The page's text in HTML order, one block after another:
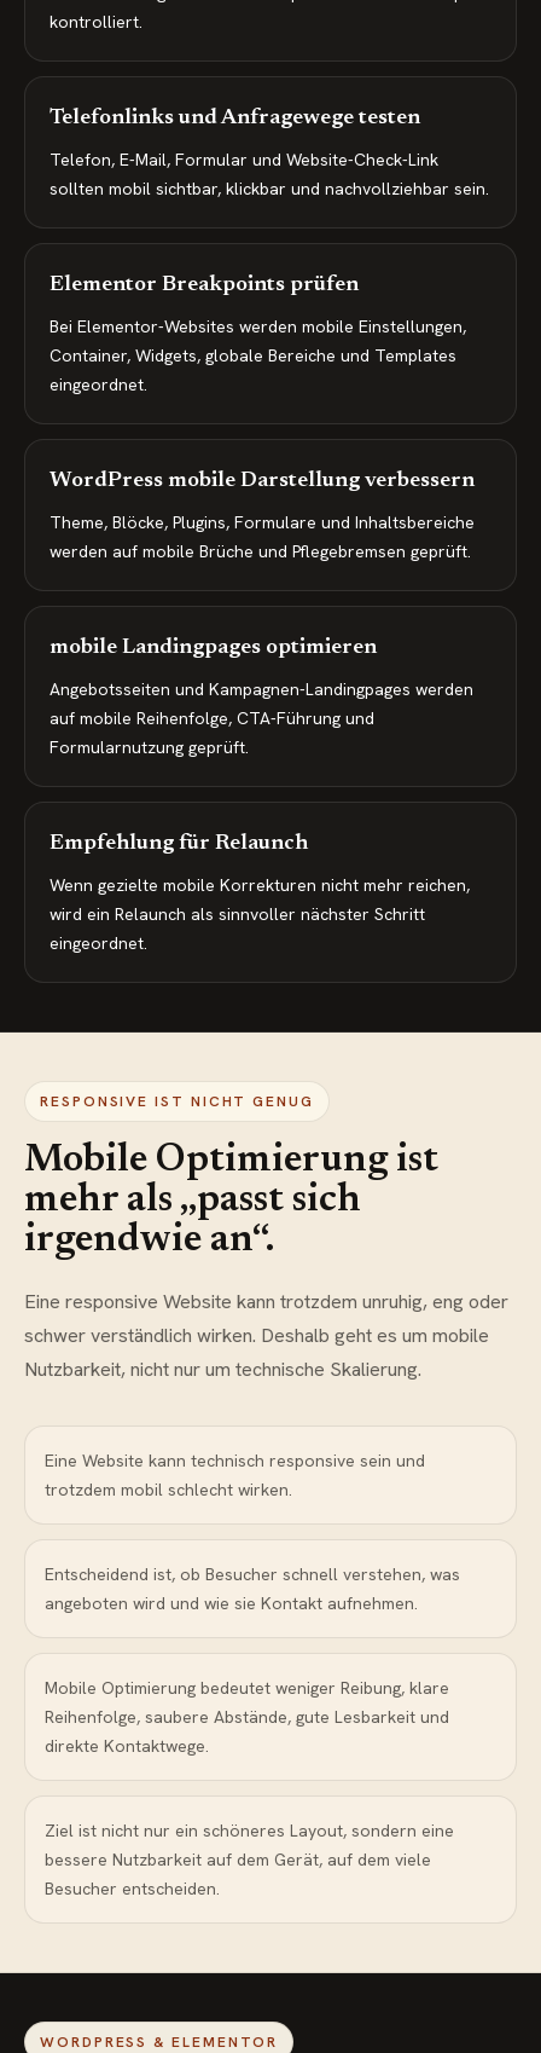
kontrolliert.
Telefonlinks und Anfragewege testen
Telefon, E-Mail, Formular und Website-Check-Link
sollten mobil sichtbar, klickbar und nachvollziehbar sein.
Elementor Breakpoints prüfen
Bei Elementor-Websites werden mobile Einstellungen,
Container, Widgets, globale Bereiche und Templates
eingeordnet.
WordPress mobile Darstellung verbessern
Theme, Blöcke, Plugins, Formulare und Inhaltsbereiche
werden auf mobile Brüche und Pflegebremsen geprüft.
mobile Landingpages optimieren
Angebotsseiten und Kampagnen-Landingpages werden
auf mobile Reihenfolge, CTA-Führung und
Formularnutzung geprüft.
Empfehlung für Relaunch
Wenn gezielte mobile Korrekturen nicht mehr reichen,
wird ein Relaunch als sinnvoller nächster Schritt
eingeordnet.
RESPONSIVE IST NICHT GENUG
Mobile Optimierung ist
mehr als „passt sich
irgendwie an“.
Eine responsive Website kann trotzdem unruhig, eng oder
schwer verständlich wirken. Deshalb geht es um mobile
Nutzbarkeit, nicht nur um technische Skalierung.
Eine Website kann technisch responsive sein und
trotzdem mobil schlecht wirken.
Entscheidend ist, ob Besucher schnell verstehen, was
angeboten wird und wie sie Kontakt aufnehmen.
Mobile Optimierung bedeutet weniger Reibung, klare
Reihenfolge, saubere Abstände, gute Lesbarkeit und
direkte Kontaktwege.
Ziel ist nicht nur ein schöneres Layout, sondern eine
bessere Nutzbarkeit auf dem Gerät, auf dem viele
Besucher entscheiden.
WORDPRESS & ELEMENTOR